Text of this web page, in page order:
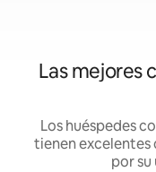
Las mejores
Los huéspedes
tienen excelentes
por